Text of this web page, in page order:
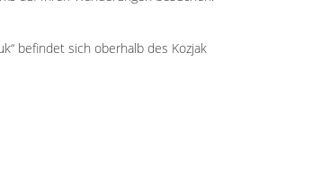
befindet sich oberhalb des Kozjak